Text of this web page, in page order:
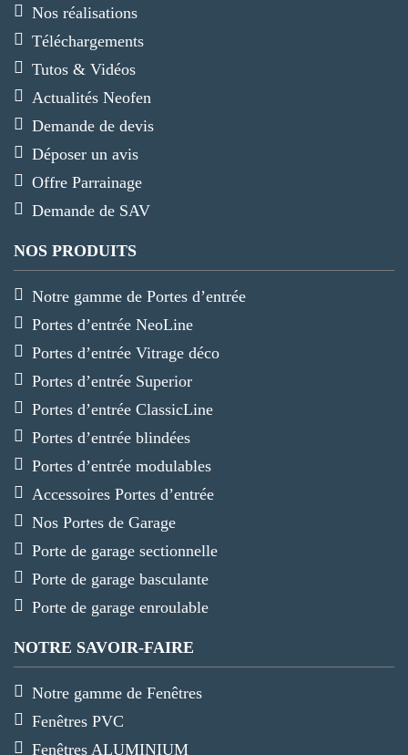
Nos réalisations
Téléchargements
Tutos & Vidéos
Actualités Neofen
Demande de devis
Déposer un avis
Offre Parrainage
Demande de SAV
NOS PRODUITS
Notre gamme de Portes d’entrée
Portes d’entrée NeoLine
Portes d’entrée Vitrage déco
Portes d’entrée Superior
Portes d’entrée ClassicLine
Portes d’entrée blindées
Portes d’entrée modulables
Accessoires Portes d’entrée
Nos Portes de Garage
Porte de garage sectionnelle
Porte de garage basculante
Porte de garage enroulable
NOTRE SAVOIR-FAIRE
Notre gamme de Fenêtres
Fenêtres PVC
Fenêtres ALUMINIUM